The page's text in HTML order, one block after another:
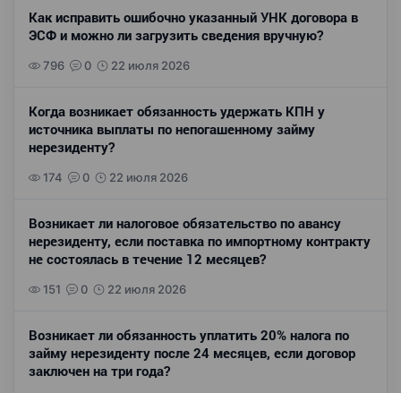
Как исправить ошибочно указанный УНК договора в
ЭСФ и можно ли загрузить сведения вручную?
796 0 22 июля 2026
Когда возникает обязанность удержать КПН у
источника выплаты по непогашенному займу
нерезиденту?
174 0 22 июля 2026
Возникает ли налоговое обязательство по авансу
нерезиденту, если поставка по импортному контракту
не состоялась в течение 12 месяцев?
151 0 22 июля 2026
Возникает ли обязанность уплатить 20% налога по
займу нерезиденту после 24 месяцев, если договор
заключен на три года?